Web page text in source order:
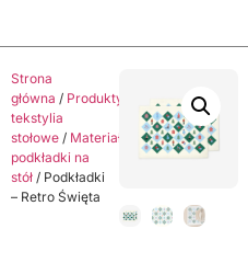
Strona
główna / Produkty
Dekoracyjne
tekstylia
stołowe / Materiałowe
podkładki na
stół / Podkładki
– Retro Święta